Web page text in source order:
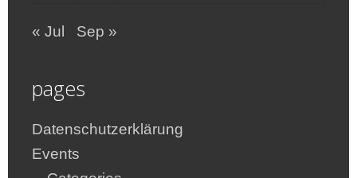
« Jul Sep »
pages
Datenschutzerklärung
Events